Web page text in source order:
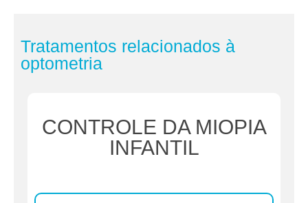
Tratamentos relacionados à
optometria
CONTROLE DA MIOPIA
INFANTIL